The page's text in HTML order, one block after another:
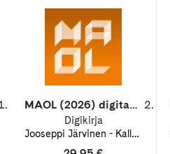
MAOL (2026) digitaulukot/digitabeller 12 kk/mån ONL
Digikirja
Jooseppi Järvinen Kalle Vähä-Heikkilä